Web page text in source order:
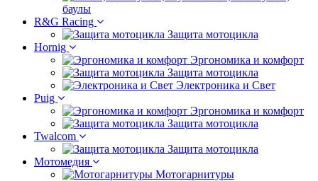
баулы
R&G Racing
Защита мотоцикла
Hornig
Эргономика и комфорт
Защита мотоцикла
Электроника и Свет
Puig
Эргономика и комфорт
Защита мотоцикла
Twalcom
Защита мотоцикла
Мотомедия
Мотогарнитуры